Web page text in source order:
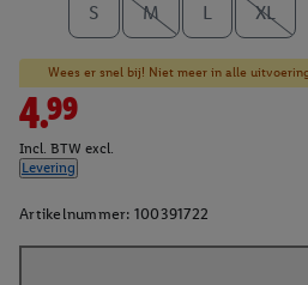
S M L XL
Wees er snel bij! Niet meer in alle
4.99
Incl. BTW excl.
Levering
Artikelnummer: 100391722